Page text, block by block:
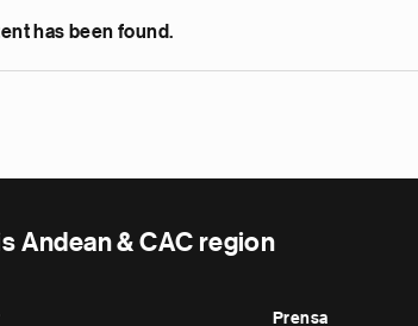
has been found.
Andean & CAC region
Prensa